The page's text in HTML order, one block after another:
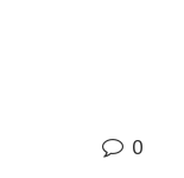
0